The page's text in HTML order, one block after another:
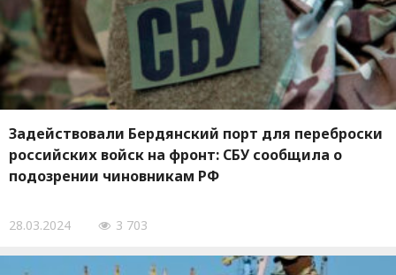
Задействовали Бердянский порт для переброски
российских войск на фронт: СБУ сообщила о
подозрении чиновникам РФ
28.03.2024 3 703